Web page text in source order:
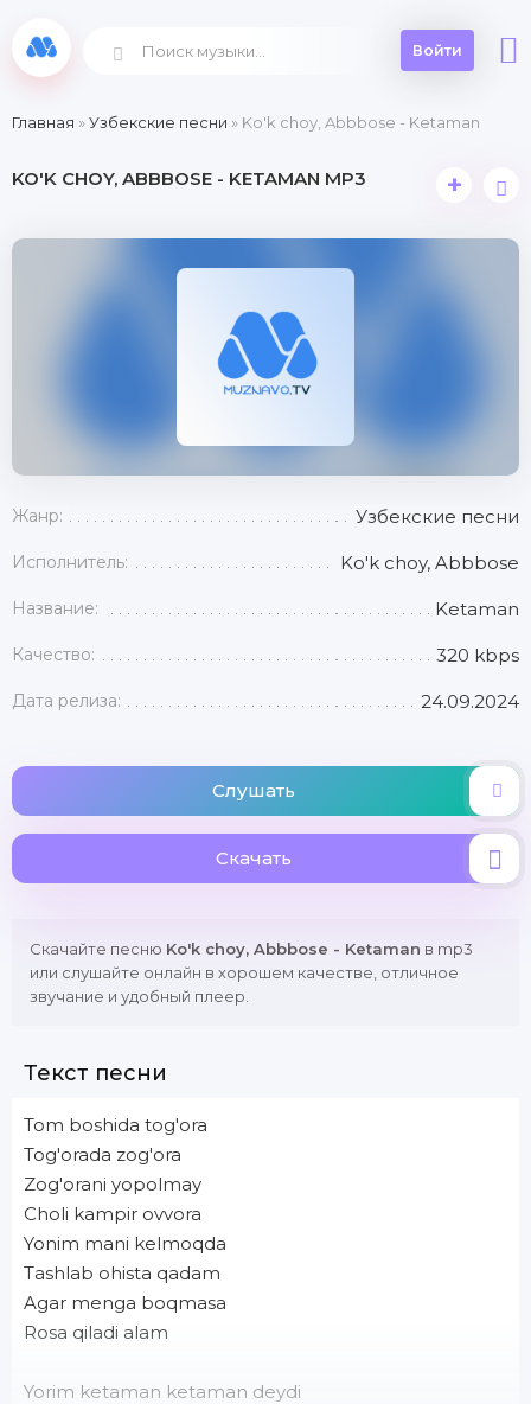
Войти
Главная »Узбекские песни » Ko'k choy, Abbbose - Ketaman
KO'K CHOY, ABBBOSE - KETAMAN MP3 +
Жанр: Узбекские песни
Исполнитель: Ko'k choy, Abbbose
Название: Ketaman
Качество: 320 kbps
Дата релиза: 24.09.2024
Слушать
Скачать
Скачайте песню Ko'k choy, Abbbose - Ketaman в mp3
или слушайте онлайн в хорошем качестве, отличное
звучание и удобный плеер.
Текст песни
Tom boshida tog'ora
Tog'orada zog'ora
Zog'orani yopolmay
Choli kampir ovvora
Yonim mani kelmoqda
Tashlab ohista qadam
Agar menga boqmasa
Rosa qiladi alam
Yorim ketaman ketaman deydi